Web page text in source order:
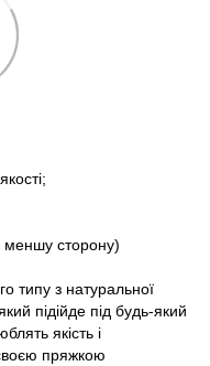
меншу сторону)
типу з натуральної
підійде під будь-який
якість і
пряжкою